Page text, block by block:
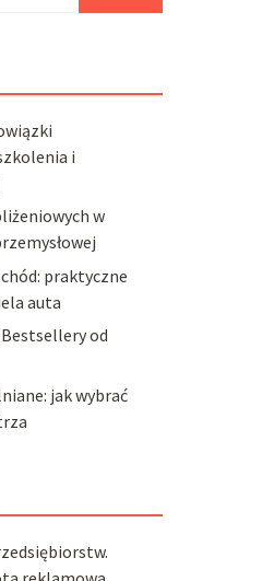
i
w
praktyczne
auta
od
jak wybrać